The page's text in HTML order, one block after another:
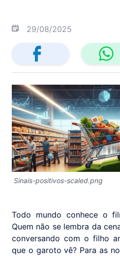
29/08/2025
Sinais-positivos-scaled.png
Todo mundo conhece o
Quem não se lembra da
conversando com o filho
que o garoto vê? Para as